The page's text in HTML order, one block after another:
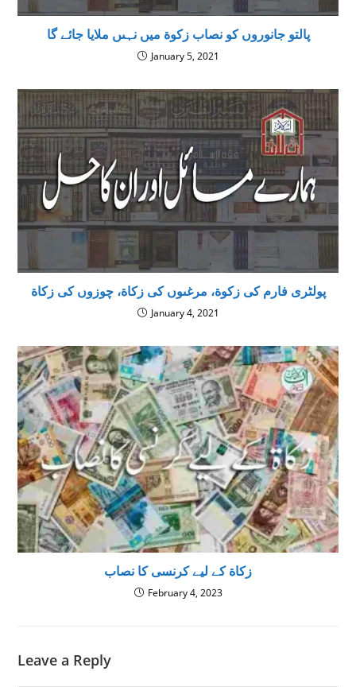
پالتو جانوروں کو نصاب زکوة میں نہىں ملایا جائے گا
January 5, 2021
پولٹری فارم کی زکوة، مرغىوں كى زكاة، چوزوں كى زكاة
January 4, 2021
زكاة كے ليے کرنسی کا نصاب
February 4, 2023
Leave a Reply